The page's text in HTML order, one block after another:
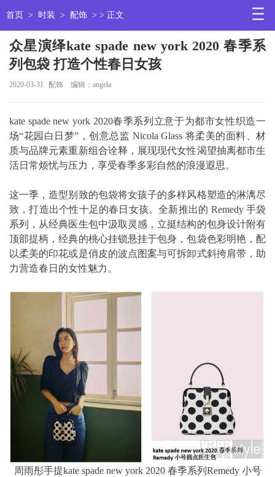
首页 > 时装 > 配饰 > > 正文
众星演绎kate spade new york 2020 春季系
列包袋 打造个性春日女孩
2020-03-31 配饰 编辑：angela
kate spade new york 2020春季系列立意于为都市女性织造一
场“花园白日梦”，创意总监 Nicola Glass 将柔美的面料、材
质与品牌元素重新组合诠释，展现现代女性渴望抽离都市生
活日常烦忧与压力，享受春季多彩自然的浪漫遐思。
这一季，造型别致的包袋将女孩子的多样风格塑造的淋漓尽
致，打造出个性十足的春日女孩。全新推出的 Remedy 手袋
系列，从经典医生包中汲取灵感，立挺结构的包身设计附有
顶部提柄，经典的桃心挂锁悬挂于包身，包袋色彩明艳，配
以柔美的印花或是俏皮的波点图案与可拆卸式斜挎肩带，助
力营造春日的女性魅力。
周雨彤手提kate spade new york 2020 春季系列Remedy 小号